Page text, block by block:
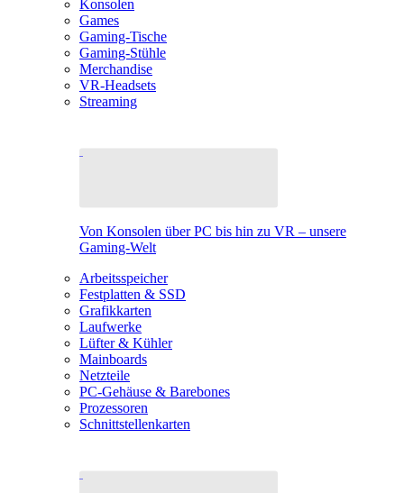
Konsolen
Games
Gaming-Tische
Gaming-Stühle
Merchandise
VR-Headsets
Streaming
Von Konsolen über PC bis hin zu VR – unsere
Gaming-Welt
Arbeitsspeicher
Festplatten & SSD
Grafikkarten
Laufwerke
Lüfter & Kühler
Mainboards
Netzteile
PC-Gehäuse & Barebones
Prozessoren
Schnittstellenkarten